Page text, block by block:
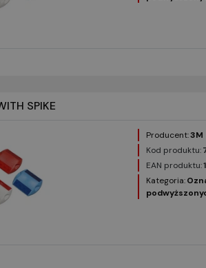
SPIKE
Producent:3M
Kod produktu:
EAN produktu:
Kategoria: